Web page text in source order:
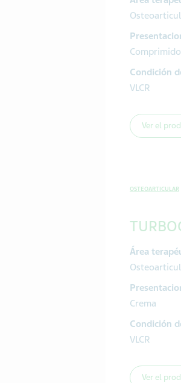
Condición
VLCR
Ver el
OSTEOARTICULAR
Área
Crema
Condición
VLCR
Ver el